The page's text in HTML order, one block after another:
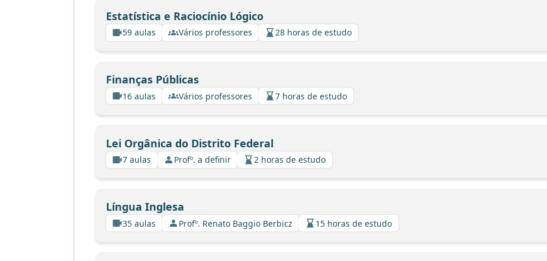
Estatística e Raciocínio Lógico
59 aulas Vários professores 28 horas de estudo
Finanças Públicas
16 aulas Vários professores 7 horas de estudo
Lei Orgânica do Distrito Federal
7 aulas Profº. a definir 2 horas de estudo
Língua Inglesa
35 aulas Profº. Renato Baggio Berbicz 15 horas de estudo